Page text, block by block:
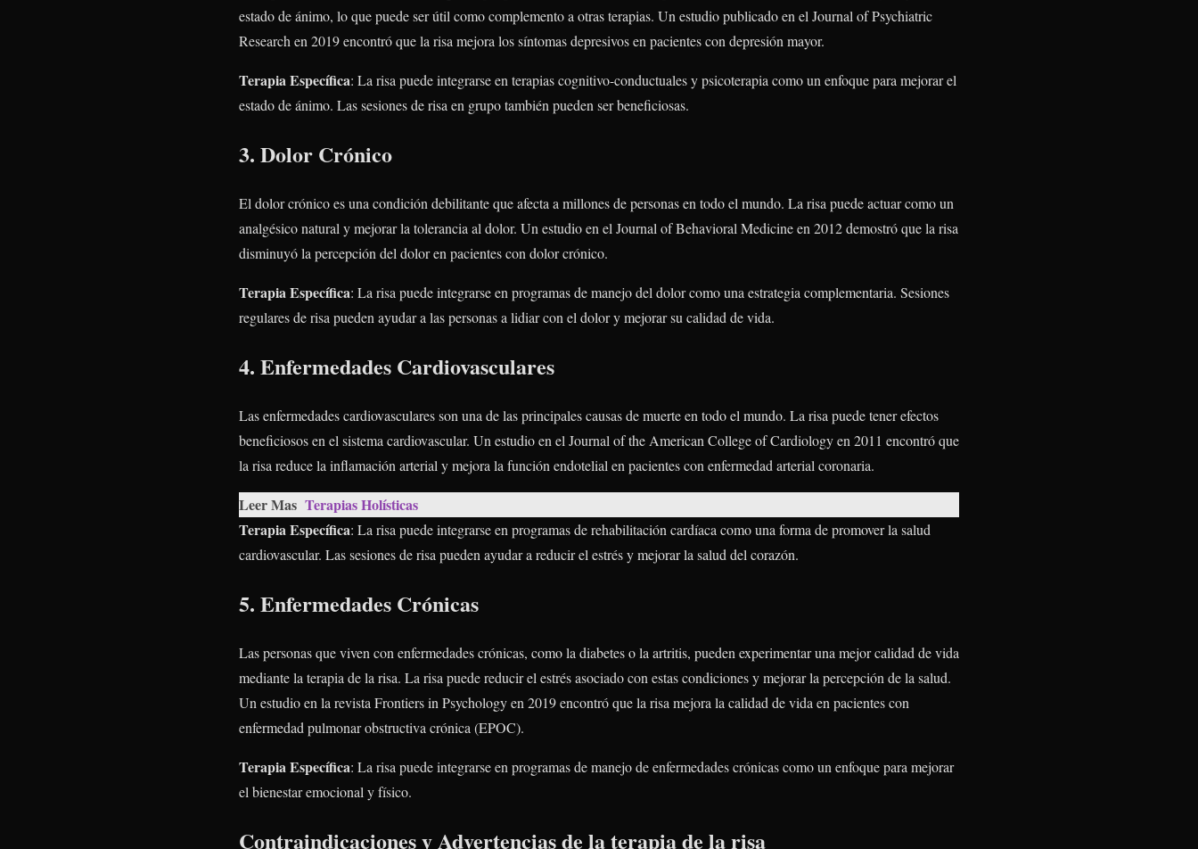
estado de ánimo, lo que puede ser útil como complemento a otras terapias. Un estudio publicado en el Journal of Psychiatric
Research en 2019 encontró que la risa mejora los síntomas depresivos en pacientes con depresión mayor.
Terapia Específica: La risa puede integrarse en terapias cognitivo-conductuales y psicoterapia como un enfoque para mejorar el
estado de ánimo. Las sesiones de risa en grupo también pueden ser beneficiosas.
3. Dolor Crónico
El dolor crónico es una condición debilitante que afecta a millones de personas en todo el mundo. La risa puede actuar como un
analgésico natural y mejorar la tolerancia al dolor. Un estudio en el Journal of Behavioral Medicine en 2012 demostró que la risa
disminuyó la percepción del dolor en pacientes con dolor crónico.
Terapia Específica: La risa puede integrarse en programas de manejo del dolor como una estrategia complementaria. Sesiones
regulares de risa pueden ayudar a las personas a lidiar con el dolor y mejorar su calidad de vida.
4. Enfermedades Cardiovasculares
Las enfermedades cardiovasculares son una de las principales causas de muerte en todo el mundo. La risa puede tener efectos
beneficiosos en el sistema cardiovascular. Un estudio en el Journal of the American College of Cardiology en 2011 encontró que
la risa reduce la inflamación arterial y mejora la función endotelial en pacientes con enfermedad arterial coronaria.
Leer Mas Terapias Holísticas
Terapia Específica: La risa puede integrarse en programas de rehabilitación cardíaca como una forma de promover la salud
cardiovascular. Las sesiones de risa pueden ayudar a reducir el estrés y mejorar la salud del corazón.
5. Enfermedades Crónicas
Las personas que viven con enfermedades crónicas, como la diabetes o la artritis, pueden experimentar una mejor calidad de vida
mediante la terapia de la risa. La risa puede reducir el estrés asociado con estas condiciones y mejorar la percepción de la salud.
Un estudio en la revista Frontiers in Psychology en 2019 encontró que la risa mejora la calidad de vida en pacientes con
enfermedad pulmonar obstructiva crónica (EPOC).
Terapia Específica: La risa puede integrarse en programas de manejo de enfermedades crónicas como un enfoque para mejorar
el bienestar emocional y físico.
Contraindicaciones y Advertencias de la terapia de la risa